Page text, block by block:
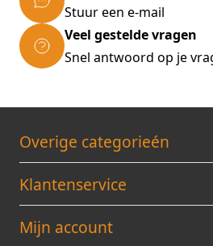
Stuur een e-mail
Veel gestelde vragen
Snel antwoord op je
Overige categorieén
Klantenservice
Mijn account